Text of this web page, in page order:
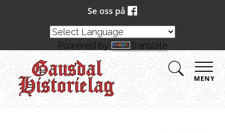
MENY
Powered by Translate